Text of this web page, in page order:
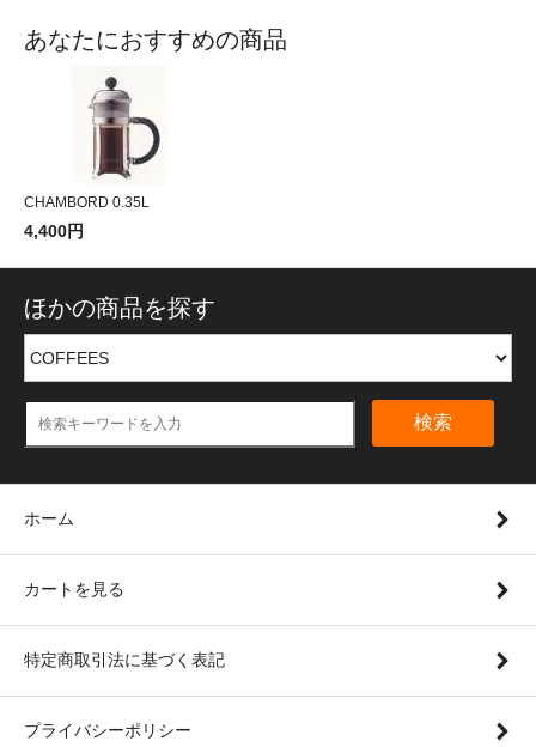
あなたにおすすめの商品
CHAMBORD 0.35L
4,400円
ほかの商品を探す
検索
ホーム
カートを見る
特定商取引法に基づく表記
プライバシーポリシー